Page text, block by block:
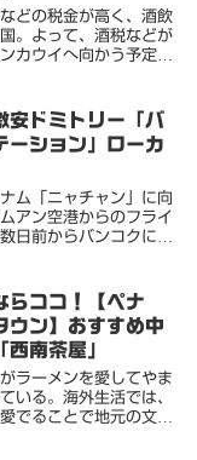
ーカルタバコも
どの税金が高く、酒飲
。よって、酒税などが
カウイへ向かう予定
ください。探せばあり
安ドミトリー「バ
ーション」ローカ
ム「ニャチャン」に向
アン空港からのフライ
日前からバンコクに滞
都会だと認識してるけ
らココ！【ペナ
ウン】おすすめ中
南茶屋」
ラーメンを愛してやま
いる。海外生活では、
でることで地元の文化